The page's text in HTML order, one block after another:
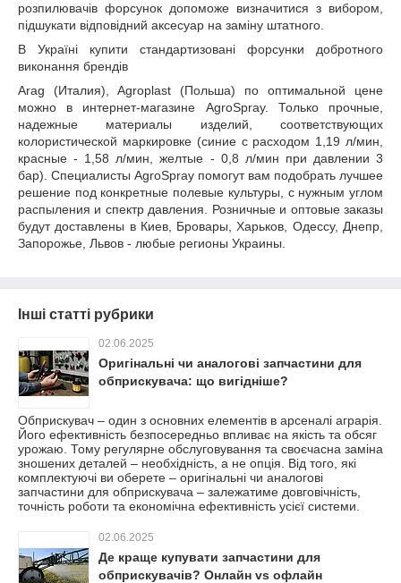
розпилювачів форсунок допоможе визначитися з вибором,
підшукати відповідний аксесуар на заміну штатного.
В Україні купити стандартизовані форсунки добротного
виконання брендів
Arag (Италия), Agroplast (Польша) по оптимальной цене
можно в интернет-магазине AgroSpray. Только прочные,
надежные материалы изделий, соответствующих
колористической маркировке (синие с расходом 1,19 л/мин,
красные - 1,58 л/мин, желтые - 0,8 л/мин при давлении 3
бар). Специалисты AgroSpray помогут вам подобрать лучшее
решение под конкретные полевые культуры, с нужным углом
распыления и спектр давления. Розничные и оптовые заказы
будут доставлены в Киев, Бровары, Харьков, Одессу, Днепр,
Запорожье, Львов - любые регионы Украины.
Інші статті рубрики
02.06.2025
Оригінальні чи аналогові запчастини для
обприскувача: що вигідніше?
Обприскувач – один з основних елементів в арсеналі аграрія.
Його ефективність безпосередньо впливає на якість та обсяг
урожаю. Тому регулярне обслуговування та своєчасна заміна
зношених деталей – необхідність, а не опція. Від того, які
комплектуючі ви оберете – оригінальні чи аналогові
запчастини для обприскувача – залежатиме довговічність,
точність роботи та економічна ефективність усієї системи.
02.06.2025
Де краще купувати запчастини для
обприскувачів? Онлайн vs офлайн